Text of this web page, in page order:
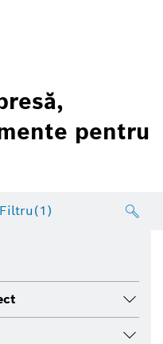
pentru
Filtru(1)